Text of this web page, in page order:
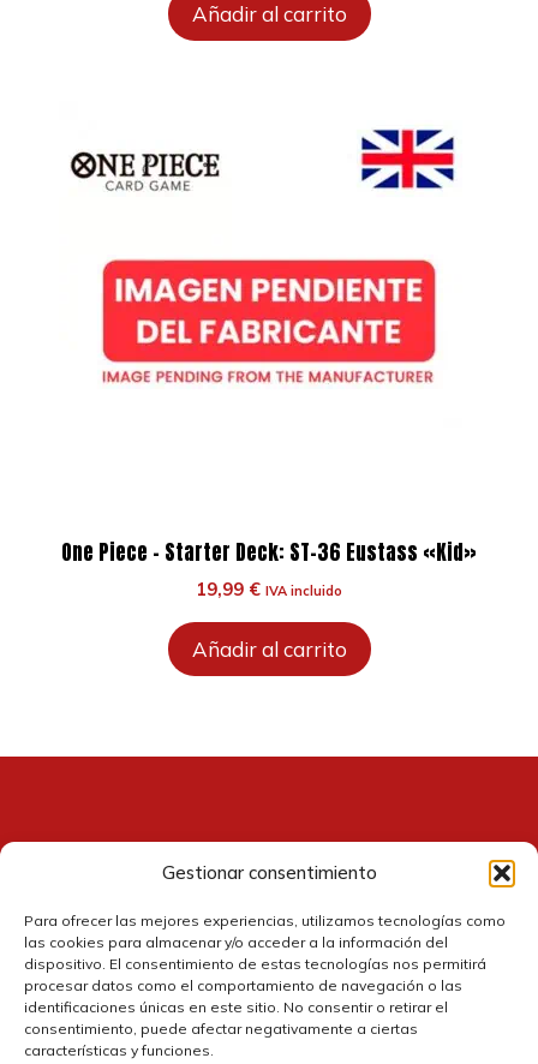
Gestionar consentimiento
Para ofrecer las mejores experiencias, utilizamos tecnologías como
las cookies para almacenar y/o acceder a la información del
dispositivo. El consentimiento de estas tecnologías nos permitirá
procesar datos como el comportamiento de navegación o las
identificaciones únicas en este sitio. No consentir o retirar el
consentimiento, puede afectar negativamente a ciertas
características y funciones.
Añadir al carrito
One Piece – Starter Deck: ST-36 Eustass «Kid»
19,99 € IVA incluido
Añadir al carrito
Contacto